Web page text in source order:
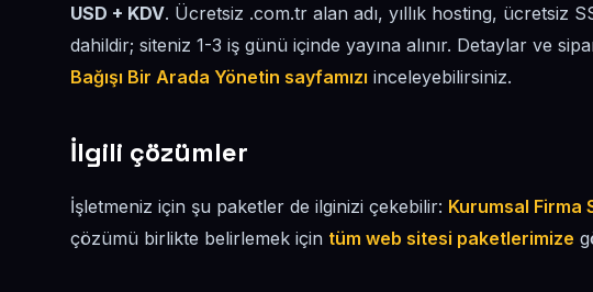
USD + KDV. Ücretsiz .com.tr alan adı, yıllık hosting, ücretsiz
dahildir; siteniz 1-3 iş günü içinde yayına alınır. Detaylar ve
Bağışı Bir Arada Yönetin sayfamızı inceleyebilirsiniz.
İlgili çözümler
İşletmeniz için şu paketler de ilginizi çekebilir: Kurumsal Firma
çözümü birlikte belirlemek için tüm web sitesi paketlerimize